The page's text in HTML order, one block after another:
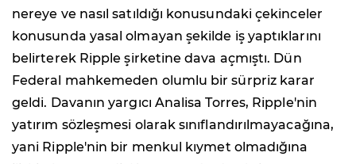
nereye ve nasıl satıldığı konusundaki çekinceler
konusunda yasal olmayan şekilde iş yaptıklarını
belirterek Ripple şirketine dava açmıştı. Dün
Federal mahkemeden olumlu bir sürpriz karar
geldi. Davanın yargıcı Analisa Torres, Ripple'nin
yatırım sözleşmesi olarak sınıflandırılmayacağına,
yani Ripple'nin bir menkul kıymet olmadığına